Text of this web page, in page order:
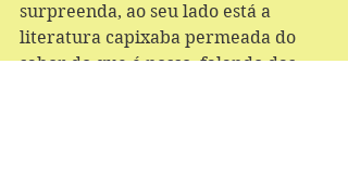
surpreenda, ao seu lado está a
literatura capixaba permeada do
sabor do que é nosso, falando das